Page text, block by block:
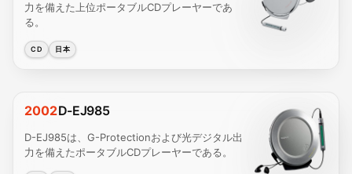
力を備えた上位ポータブルCDプレーヤーであ
る。
CD 日本
2002D-EJ985
D-EJ985は、G-Protectionおよび光デジタル出
力を備えたポータブルCDプレーヤーである。